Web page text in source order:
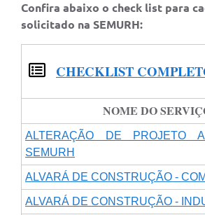
Confira abaixo o check list para
solicitado na SEMURH:
CHECKLIST
NOME DO
ALTERAÇÃO DE PROJETO
SEMURH
ALVARÁ DE CONSTRUÇÃO -
ALVARÁ DE CONSTRUÇÃO -